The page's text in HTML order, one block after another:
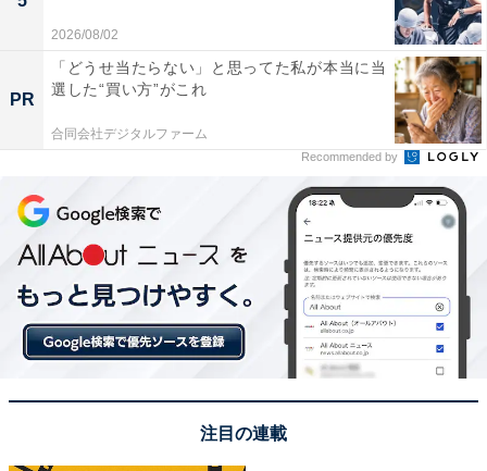
「優しくするな。歩み寄られたら耐えきれない。嫌な人
でいてください。悪い人でいてください。じゃないとゴ
ールがもうない」――伴の絞り出すような心の澱をなす
すべもなく聞く鈴と深夜。しかし、春と一星が連れてき
た静空の「お父さん」という泣き声が伴を思いとどまら
せます。
声をあげて号泣し膝から崩れ落ちる伴を抱きしめる一
星。伴は一星の腕の中で、咆哮するように、ただひたす
らに泣き続けるのでした。
2026/08/02
PR
「どうせ当たらない」と思ってた私が本当に当
選した“買い方”がこれ
合同会社デジタルファーム
Recommended by
注目の連載